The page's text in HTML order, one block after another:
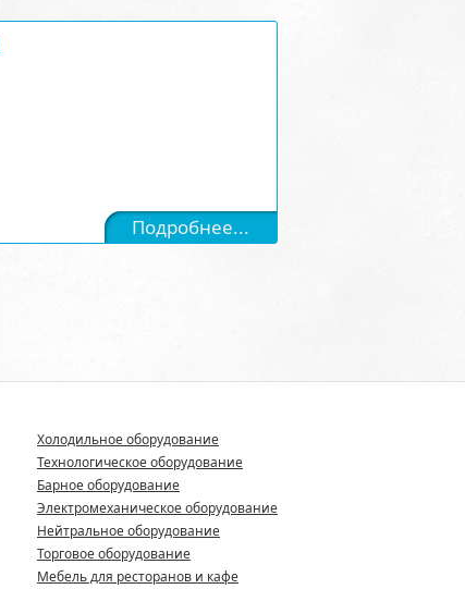
Подробнее...
Холодильное оборудование
Технологическое оборудование
Барное оборудование
Электромеханическое оборудование
Нейтральное оборудование
Торговое оборудование
Мебель для ресторанов и кафе